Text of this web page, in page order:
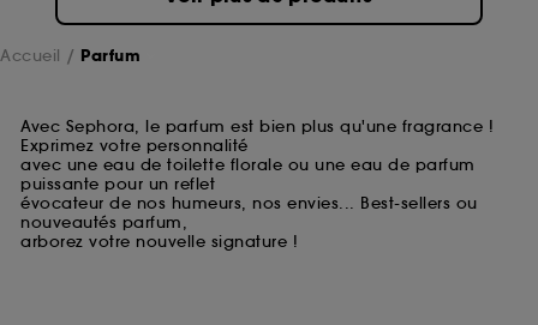
Accueil Parfum
Avec Sephora, le parfum est bien plus qu'une fragrance !
Exprimez votre personnalité
avec une eau de toilette florale ou une eau de parfum
puissante pour un reflet
évocateur de nos humeurs, nos envies... Best-sellers ou
nouveautés parfum,
arborez votre nouvelle signature !